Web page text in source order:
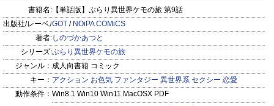
書籍名: 【単話版】ぶらり異世界ケモの旅 第9話
出版社/レーベル:GOT / NOiPA COMiCS
著者:しのづかあつと
シリーズ:ぶらり異世界ケモの旅
ジャンル： 成人向書籍 コミック
キー： アクション お色気 ファンタジー 異世界系 セクシー 恋愛
動作条件： Win8.1 Win10 Win11 MacOSX PDF